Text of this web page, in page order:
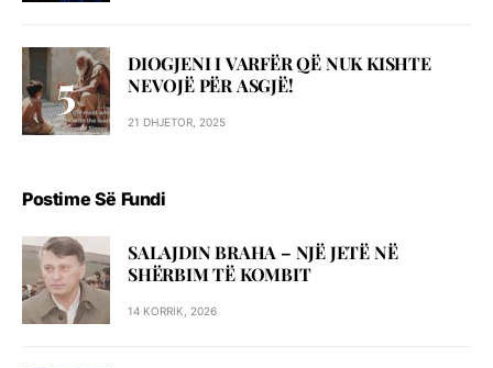
DIOGJENI I VARFËR QË NUK KISHTE
NEVOJË PËR ASGJË!
21 DHJETOR, 2025
Postime Së Fundi
SALAJDIN BRAHA – NJЁ JETЁ NЁ
SHЁRBIM TЁ KOMBIT
14 KORRIK, 2026